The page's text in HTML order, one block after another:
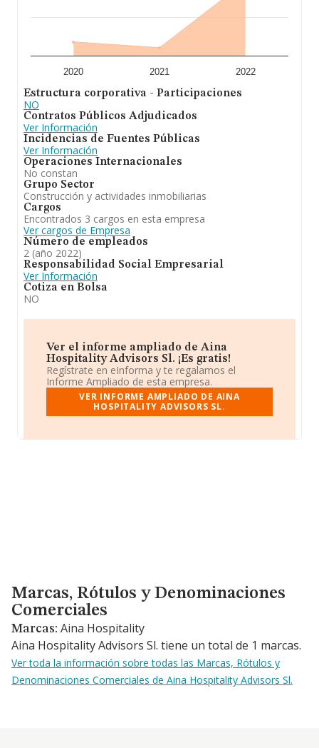
2020 2021 2022
Estructura corporativa - Participaciones
NO
Contratos Públicos Adjudicados
Ver Información
Incidencias de Fuentes Públicas
Ver Información
Operaciones Internacionales
No constan
Grupo Sector
Construcción y actividades inmobiliarias
Cargos
Encontrados 3 cargos en esta empresa
Ver cargos de Empresa
Número de empleados
2 (año 2022)
Responsabilidad Social Empresarial
Ver Información
Cotiza en Bolsa
NO
Ver el informe ampliado de Aina
Hospitality Advisors Sl. ¡Es gratis!
Regístrate en eInforma y te regalamos el
Informe Ampliado de esta empresa.
VER INFORME AMPLIADO DE AINA
HOSPITALITY ADVISORS SL.
Marcas, Rótulos y Denominaciones Comerciales
Marcas, Rótulos y Denominaciones
Comerciales
Marcas: Aina Hospitality
Aina Hospitality Advisors Sl. tiene un total de 1 marcas.
Ver toda la información sobre todas las Marcas, Rótulos y
Denominaciones Comerciales de Aina Hospitality Advisors Sl.